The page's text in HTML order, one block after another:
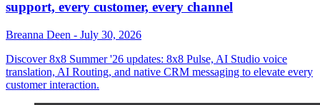
support, every customer, every channel
Breanna Deen - July 30, 2026
Discover 8x8 Summer '26 updates: 8x8 Pulse, AI Studio voice
translation, AI Routing, and native CRM messaging to elevate every
customer interaction.